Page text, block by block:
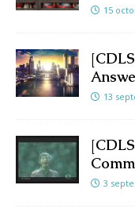
15
13
3